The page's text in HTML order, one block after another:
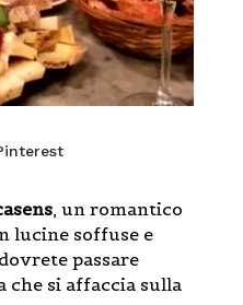
, un romantico
lucine soffuse e
passare
che si affaccia sulla